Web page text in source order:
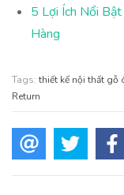
5 Lợi Ích Nổi
Hàng
Tags: thiết kế nội thất gỗ
Return